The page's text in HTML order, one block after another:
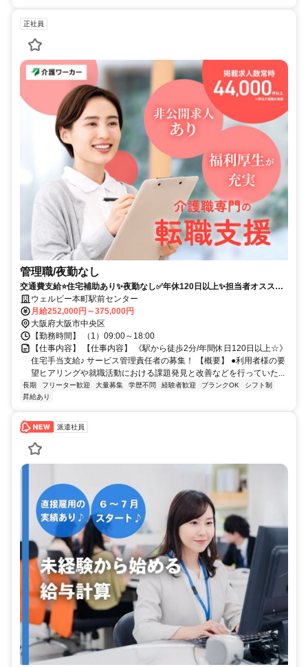
正社員
管理職/夜勤なし
交通費支給⭐️住宅補助あり✨夜勤なし✅️年休120日以上✨担当者オススメ
⭕️研修支援有✨週休2日❗️駅チカ
ウェルビー本町駅前センター
月給252,000円～375,000円
大阪府大阪市中央区
【勤務時間】 （1）09:00～18:00
【仕事内容】 【仕事内容】 《駅から徒歩2分/年間休日120日以上☆》
住宅手当支給♪ サービス管理責任者の募集！ 【概要】 ●利用者様の要
望ヒアリングや就職活動における課題発見と改善などを行っていた...
長期 フリーター歓迎 大量募集 学歴不問 経験者歓迎 ブランクOK
シフト制
昇給あり
派遣社員